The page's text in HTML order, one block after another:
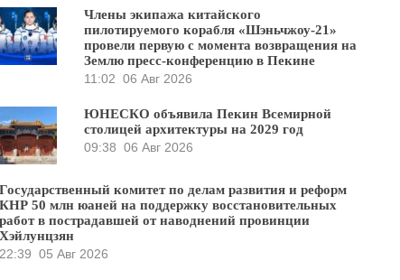
Члены экипажа китайского
пилотируемого корабля «Шэньчжоу-21»
провели первую с момента возвращения на
Землю пресс-конференцию в Пекине
11:02 06 Авг 2026
ЮНЕСКО объявила Пекин Всемирной
столицей архитектуры на 2029 год
09:38 06 Авг 2026
Государственный комитет по делам развития и реформ
КНР 50 млн юаней на поддержку восстановительных
работ в пострадавшей от наводнений провинции
Хэйлунцзян
22:39 05 Авг 2026